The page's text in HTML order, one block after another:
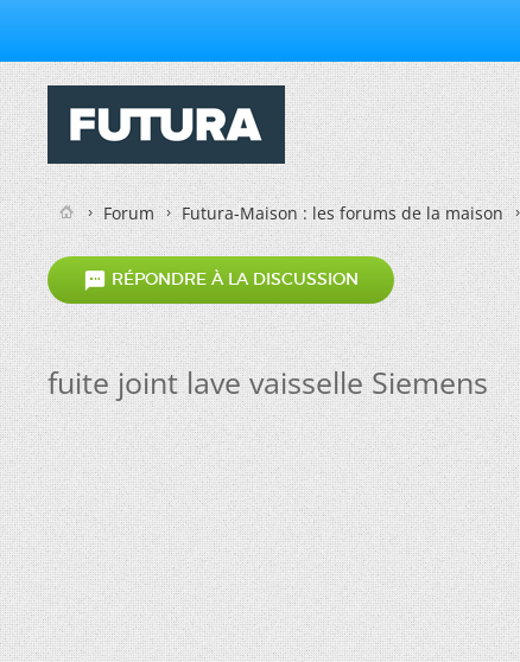
Forum Futura-Maison : les forums de la maison
 RÉPONDRE À LA DISCUSSION
fuite joint lave vaisselle Siemens